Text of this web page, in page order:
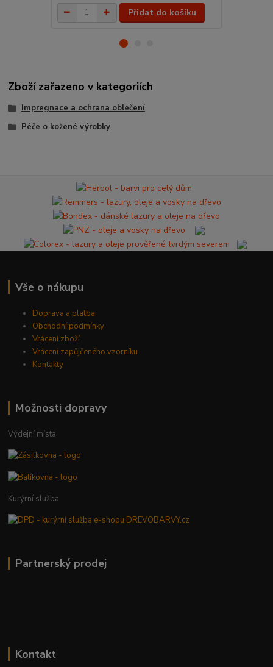
Přidat do košíku
Zboží zařazeno v kategoriích
Impregnace a ochrana oblečení
Péče o kožené výrobky
Vše o nákupu
Doprava a platba
Obchodní podmínky
Vrácení zboží
Vrácení zapůjčeného vzorníku
Kontakty
Možnosti dopravy
Výdejní místa
Kurýrní služba
Partnerský prodej
Kontakt